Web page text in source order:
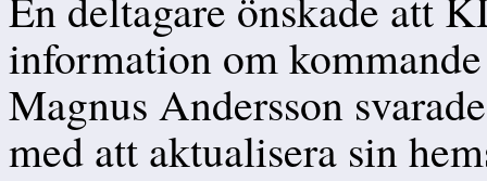
information om
Magnus Andersson
med att aktualisera sin